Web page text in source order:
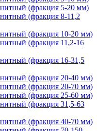
(фракция 5-20 мм)
(фракция 8-11,2
(фракция 10-20 мм)
(фракция 11,2-16
(фракция 16-31,5
(фракция 20-40 мм)
(фракция 20-70 мм)
(фракция 25-60 мм)
(фракция 31,5-63
(фракция 40-70 мм)